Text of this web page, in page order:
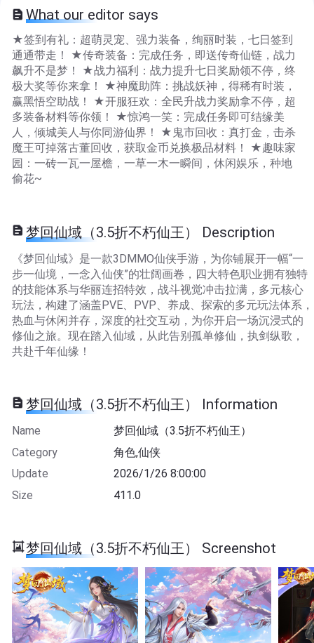
What our editor says
★签到有礼：超萌灵宠、强力装备，绚丽时装，七日签到
通通带走！ ★传奇装备：完成任务，即送传奇仙链，战力
飙升不是梦！ ★战力福利：战力提升七日奖励领不停，终
极大奖等你来拿！ ★神魔助阵：挑战妖神，得稀有时装，
赢黑悟空助战！ ★开服狂欢：全民升战力奖励拿不停，超
多装备材料等你领！ ★惊鸿一笑：完成任务即可结缘美
人，倾城美人与你同游仙界！ ★鬼市回收：真打金，击杀
魔王可掉落古董回收，获取金币兑换极品材料！ ★趣味家
园：一砖一瓦一屋檐，一草一木一瞬间，休闲娱乐，种地
偷花~
梦回仙域（3.5折不朽仙王） Description
《梦回仙域》是一款3DMMO仙侠手游，为你铺展开一幅“一
步一仙境，一念入仙侠”的壮阔画卷，四大特色职业拥有独特
的技能体系与华丽连招特效，战斗视觉冲击拉满，多元核心
玩法，构建了涵盖PVE、PVP、养成、探索的多元玩法体系，
热血与休闲并存，深度的社交互动，为你开启一场沉浸式的
修仙之旅。现在踏入仙域，从此告别孤单修仙，执剑纵歌，
共赴千年仙缘！
梦回仙域（3.5折不朽仙王） Information
Name
梦回仙域（3.5折不朽仙王）
Category
角色,仙侠
Update
2026/1/26 8:00:00
Size
411.0
梦回仙域（3.5折不朽仙王） Screenshot